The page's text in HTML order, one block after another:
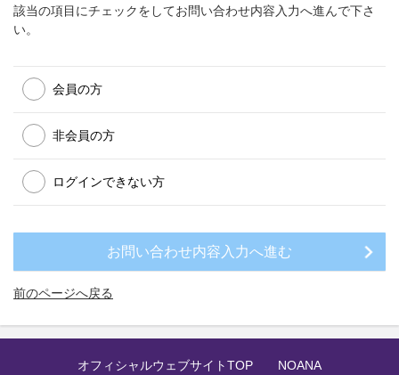
該当の項目にチェックをしてお問い合わせ内容入力へ進んで下さ
い。
会員の方
非会員の方
ログインできない方
前のページへ戻る
オフィシャルウェブサイトTOP NOANA